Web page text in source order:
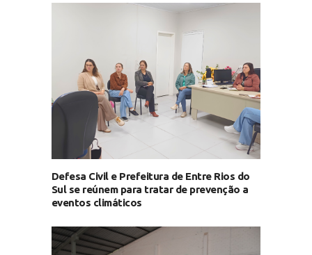
Defesa Civil e Prefeitura de Entre Rios do
Sul se reúnem para tratar de prevenção a
eventos climáticos